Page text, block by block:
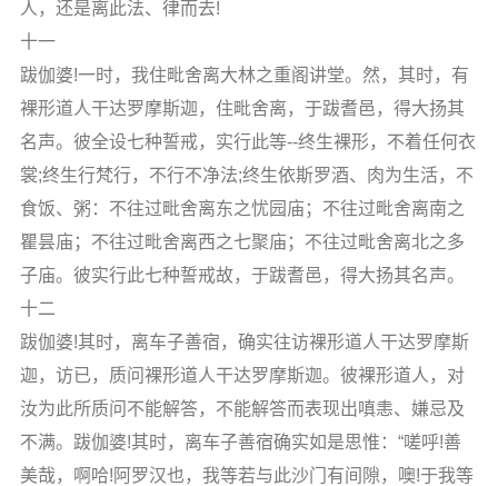
人，还是离此法、律而去!
十一
跋伽婆!一时，我住毗舍离大林之重阁讲堂。然，其时，有
裸形道人干达罗摩斯迦，住毗舍离，于跋耆邑，得大扬其
名声。彼全设七种誓戒，实行此等--终生裸形，不着任何衣
裳;终生行梵行，不行不净法;终生依斯罗酒、肉为生活，不
食饭、粥：不往过毗舍离东之忧园庙；不往过毗舍离南之
瞿昙庙；不往过毗舍离西之七聚庙；不往过毗舍离北之多
子庙。彼实行此七种誓戒故，于跋耆邑，得大扬其名声。
十二
跋伽婆!其时，离车子善宿，确实往访裸形道人干达罗摩斯
迦，访已，质问裸形道人干达罗摩斯迦。彼裸形道人，对
汝为此所质问不能解答，不能解答而表现出嗔恚、嫌忌及
不满。跋伽婆!其时，离车子善宿确实如是思惟：“嗟呼!善
美哉，啊哈!阿罗汉也，我等若与此沙门有间隙，噢!于我等